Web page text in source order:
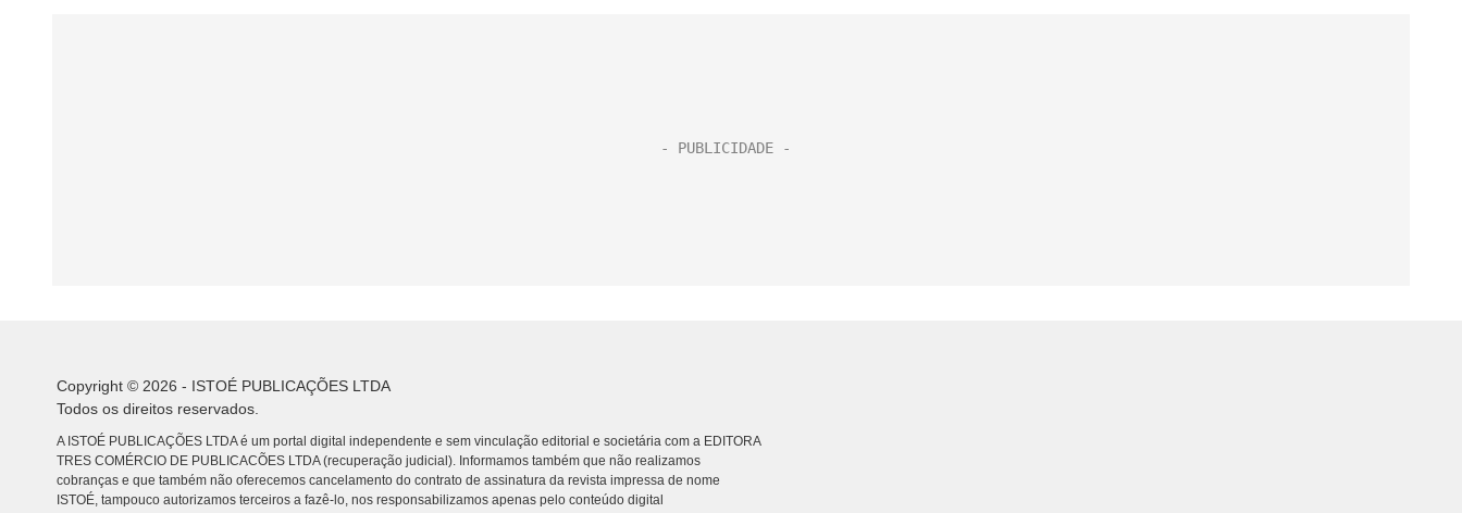
Copyright © 2026 - ISTOÉ PUBLICAÇÕES LTDA
Todos os direitos reservados.
A ISTOÉ PUBLICAÇÕES LTDA é um portal digital independente e sem vinculação editorial e societária com a EDITORA
TRES COMÉRCIO DE PUBLICACÕES LTDA (recuperação judicial). Informamos também que não realizamos
cobranças e que também não oferecemos cancelamento do contrato de assinatura da revista impressa de nome
ISTOÉ, tampouco autorizamos terceiros a fazê-lo, nos responsabilizamos apenas pelo conteúdo digital